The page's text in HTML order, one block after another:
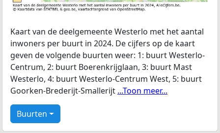
Kaart van de deelgemeente Westerlo met het aantal
inwoners per buurt in 2024. De cijfers op de kaart
geven de volgende buurten weer: 1: buurt Westerlo-
Centrum, 2: buurt Boerenkrijglaan, 3: buurt Mast
Westerlo, 4: buurt Westerlo-Centrum West, 5: buurt
Goorken-Brederijt-Smallerijt ...Toon meer...
Buurten